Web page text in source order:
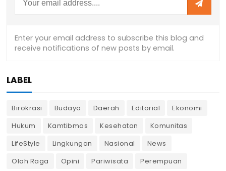
LABEL
Birokrasi Budaya Daerah Editorial
Ekonomi
Hukum
Kamtibmas Kesehatan
Komunitas
LifeStyle
Lingkungan Nasional
News
Olah Raga
Opini Pariwisata
Perempuan